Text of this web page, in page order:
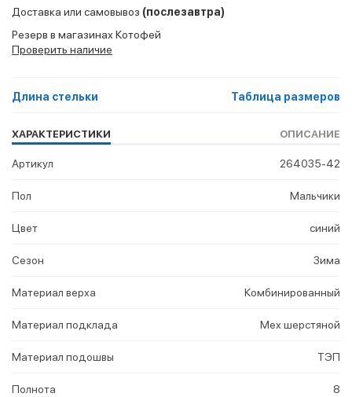
Доставка или самовывоз (послезавтра)
Резерв в магазинах Котофей
Проверить наличие
Длина стельки Таблица размеров
ХАРАКТЕРИСТИКИ ОПИСАНИЕ
Артикул 264035-42
Пол Мальчики
Цвет синий
Сезон Зима
Материал верха Комбинированный
Материал подклада Мех шерстяной
Материал подошвы ТЭП
Полнота 8